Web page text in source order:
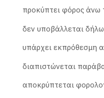
προκύπτει φόρος άνω
δεν υποβάλλεται
υπάρχει εκπρόθεσμη
διαπιστώνεται
αποκρύπτεται